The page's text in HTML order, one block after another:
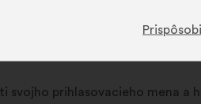
účely a nedovoliť žiadnej
prihlasovacieho mena a